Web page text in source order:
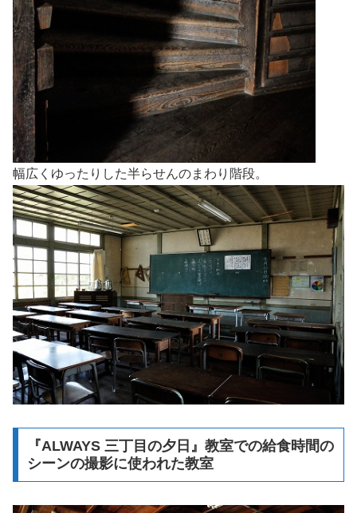
幅広くゆったりした半らせんのまわり階段。
『ALWAYS 三丁目の夕日』教室での給食時間の
シーンの撮影に使われた教室